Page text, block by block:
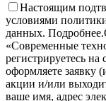
Настоящим
условиями
данных. Подробнее.
«Современные
регистрируетесь на
оформляете заявку
акции и/или
ваше имя, адрес